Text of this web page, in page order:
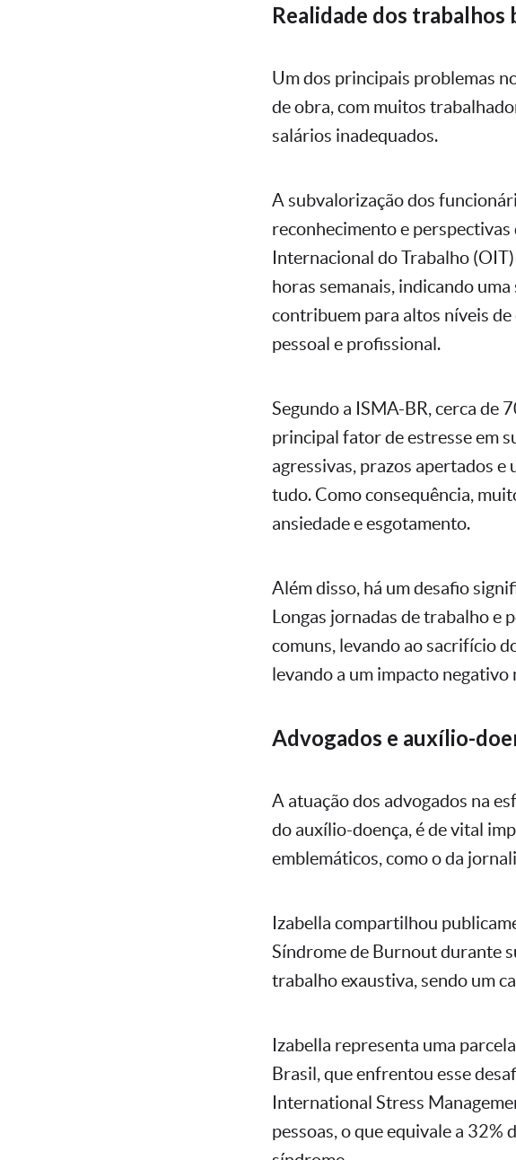
Realidade dos trabalhos
Um dos principais problemas
de obra, com muitos
salários inadequados.
A subvalorização dos
reconhecimento e
Internacional do Trabalho
horas semanais, indicando
contribuem para altos níveis
pessoal e profissional.
Segundo a ISMA-BR, cerca de
principal fator de estresse em
agressivas, prazos apertados
tudo. Como consequência,
ansiedade e esgotamento.
Além disso, há um desafio
Longas jornadas de trabalho e
comuns, levando ao sacrifício
levando a um impacto
Advogados e auxílio-
A atuação dos advogados na
do auxílio-doença, é de vital
emblemáticos, como o da
Izabella compartilhou
Síndrome de Burnout durante
trabalho exaustiva, sendo um
Izabella representa uma
Brasil, que enfrentou esse
International Stress
pessoas, o que equivale a 32%